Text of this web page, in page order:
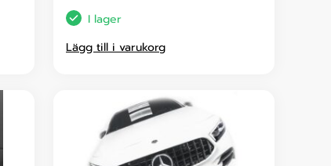
I lager
Lägg till i varukorg